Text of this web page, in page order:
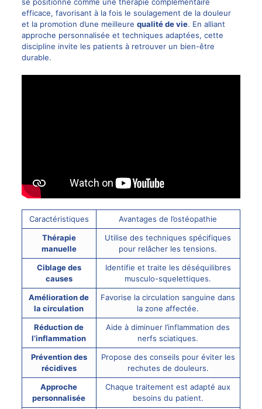
efficace, favorisant à la fois le soulagement de la douleur
et la promotion d’une meilleure qualité de vie. En alliant
approche personnalisée et techniques adaptées, cette
discipline invite les patients à retrouver un bien-être
durable.
Caractéristiques
Avantages de l’ostéopathie
Thérapie
manuelle
Utilise des techniques spécifiques
pour relâcher les tensions.
Ciblage des
causes
Identifie et traite les déséquilibres
musculo-squelettiques.
Amélioration de
la circulation
Favorise la circulation sanguine dans
la zone affectée.
Réduction de
l’inflammation
Aide à diminuer l’inflammation des
nerfs sciatiques.
Prévention des
récidives
Propose des conseils pour éviter les
rechutes de douleurs.
Approche
personnalisée
Chaque traitement est adapté aux
besoins du patient.